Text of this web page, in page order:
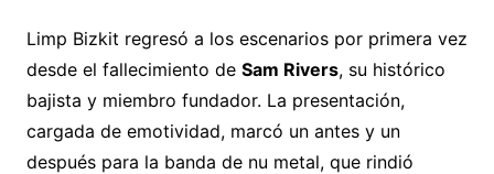
Limp Bizkit regresó a los escenarios por primera vez
desde el fallecimiento de Sam Rivers, su histórico
bajista y miembro fundador. La presentación,
cargada de emotividad, marcó un antes y un
después para la banda de nu metal, que rindió